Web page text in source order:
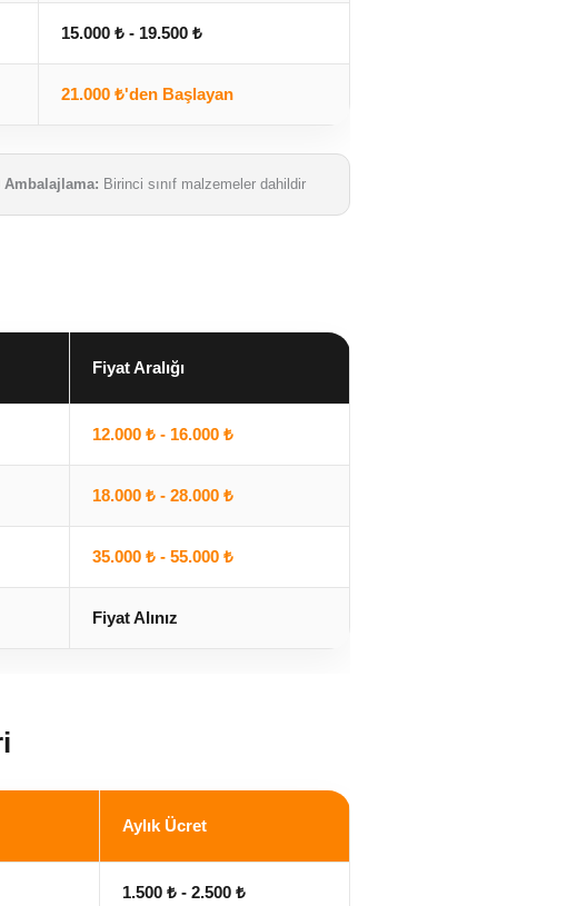
15.000 ₺ - 19.500 ₺
21.000 ₺'den Başlayan
Ambalajlama: Birinci sınıf malzemeler dahildir
Fiyat Aralığı
12.000 ₺ - 16.000 ₺
18.000 ₺ - 28.000 ₺
35.000 ₺ - 55.000 ₺
Fiyat Alınız
Aylık Ücret
1.500 ₺ - 2.500 ₺